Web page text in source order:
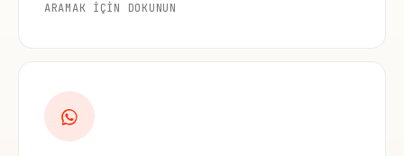
ARAMAK IÇIN DOKUNUN